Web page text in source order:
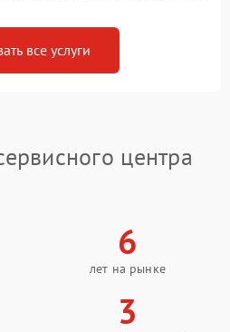
все услуги
центра
6
лет на рынке
3